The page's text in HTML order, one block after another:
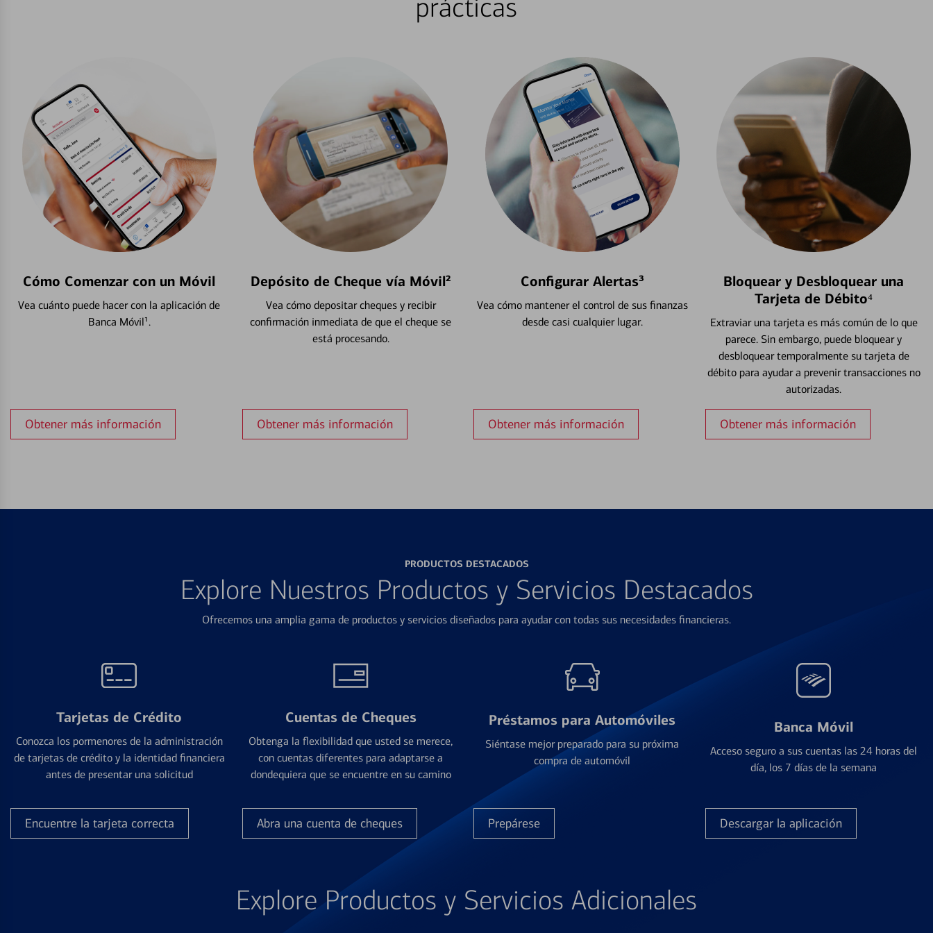
prácticas
Cómo Comenzar con un Móvil
Vea cuánto puede hacer con la aplicación de
Banca Móvil¹.
Obtener más información
Depósito de Cheque vía Móvil²
Vea cómo depositar cheques y recibir
confirmación inmediata de que el cheque se
está procesando.
Obtener más información
Configurar Alertas³
Vea cómo mantener el control de sus finanzas
desde casi cualquier lugar.
Obtener más información
Bloquear y Desbloquear una
Tarjeta de Débito⁴
Extraviar una tarjeta es más común de lo que
parece. Sin embargo, puede bloquear y
desbloquear temporalmente su tarjeta de
débito para ayudar a prevenir transacciones no
autorizadas.
Obtener más información
PRODUCTOS DESTACADOS
Explore Nuestros Productos y Servicios Destacados
Ofrecemos una amplia gama de productos y servicios diseñados para ayudar con todas sus necesidades financieras.
Tarjetas de Crédito
Conozca los pormenores de la administración
de tarjetas de crédito y la identidad financiera
antes de presentar una solicitud
Encuentre la tarjeta correcta
Cuentas de Cheques
Obtenga la flexibilidad que usted se merece,
con cuentas diferentes para adaptarse a
dondequiera que se encuentre en su camino
Abra una cuenta de cheques
Préstamos para Automóviles
Siéntase mejor preparado para su próxima
compra de automóvil
Prepárese
Banca Móvil
Acceso seguro a sus cuentas las 24 horas del
día, los 7 días de la semana
Descargar la aplicación
Explore Productos y Servicios Adicionales